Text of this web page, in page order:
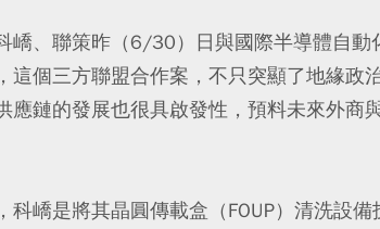
嶠、聯策昨（6/30）日與國際半導體自動
這個三方聯盟合作案，不只突顯了地緣政
應鏈的發展也很具啟發性，預料未來外商
科嶠是將其晶圓傳載盒（FOUP）清洗設